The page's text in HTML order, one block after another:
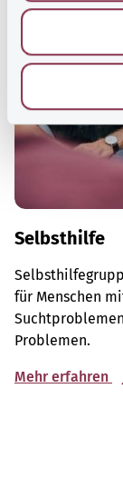
Selbsthilfe
für Menschen
Problemen.
Mehr erfahren